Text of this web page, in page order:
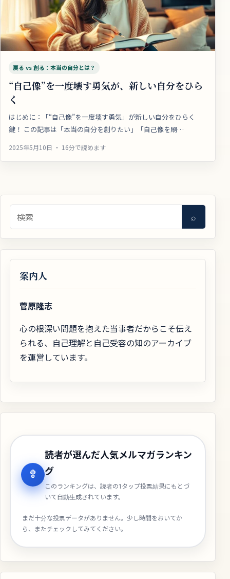
戻る vs 創る：本当の自分とは？
“自己像”を一度壊す勇気が、新しい自分をひら
く
はじめに：「“自己像”を一度壊す勇気」が新しい自分をひらく
鍵！ この記事は「本当の自分を創りたい」「自己像を刷…
2025年5月10日 ・ 16分で読めます
検索 ⌕
案内人
菅原隆志
心の根深い問題を抱えた当事者だからこそ伝え
られる、自己理解と自己受容の知のアーカイブ
を運営しています。
読者が選んだ人気メルマガランキン
グ
このランキングは、読者の1タップ投票結果にもとづ
いて自動生成されています。
まだ十分な投票データがありません。少し時間をおいてか
ら、またチェックしてみてください。